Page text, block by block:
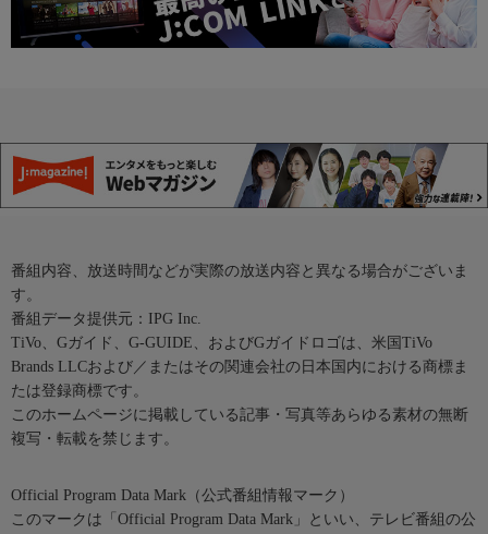
番組内容、放送時間などが実際の放送内容と異なる場合がございま
す。
番組データ提供元：IPG Inc.
TiVo、Gガイド、G-GUIDE、およびGガイドロゴは、米国TiVo
Brands LLCおよび／またはその関連会社の日本国内における商標ま
たは登録商標です。
このホームページに掲載している記事・写真等あらゆる素材の無断
複写・転載を禁じます。
Official Program Data Mark（公式番組情報マーク）
このマークは「Official Program Data Mark」といい、テレビ番組の公